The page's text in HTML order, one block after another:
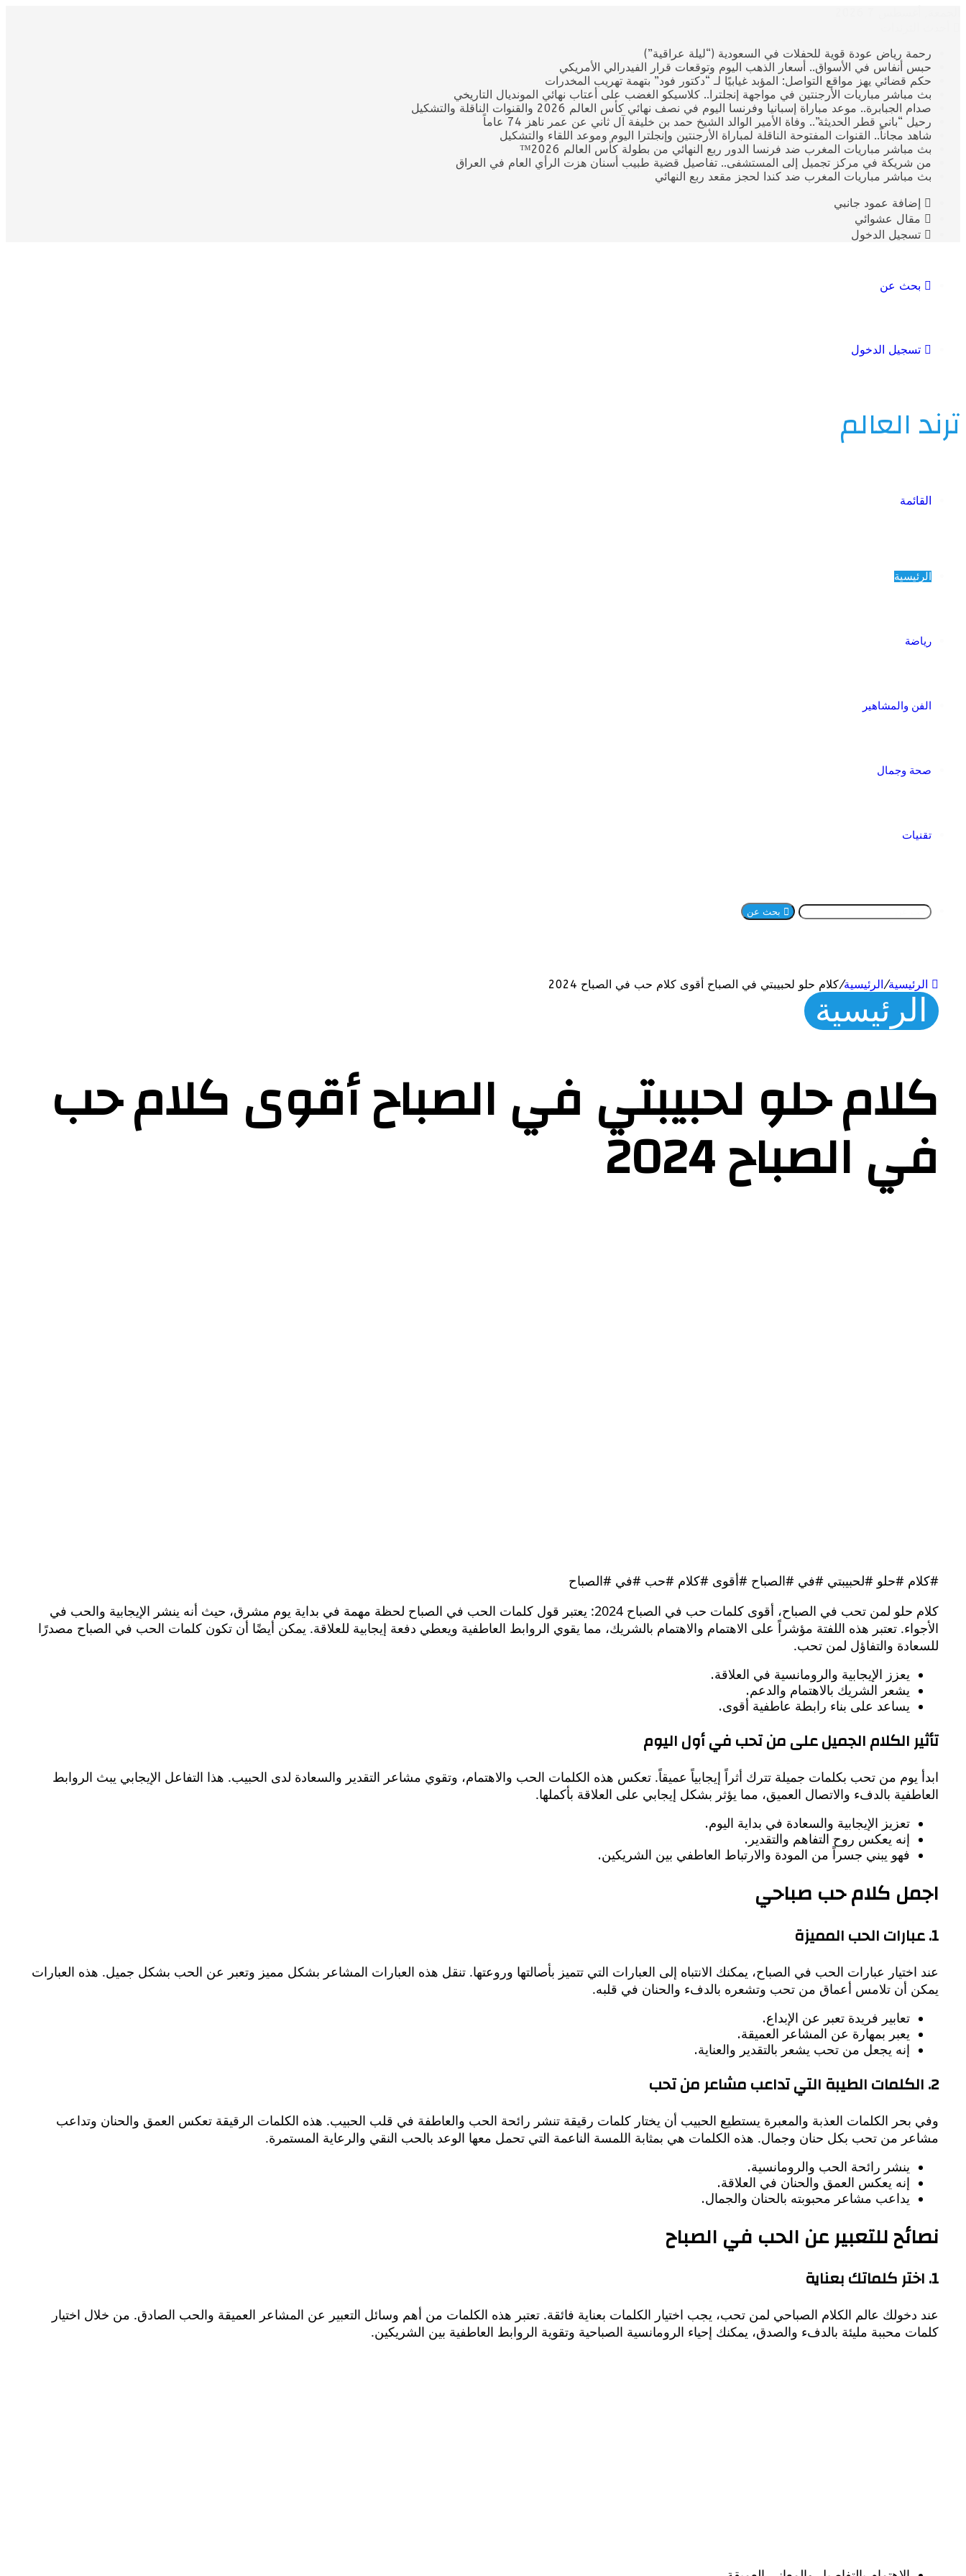
رحمة رياض عودة قوية للحفلات في السعودية (“ليلة عراقية”)
حبس أنفاس في الأسواق.. أسعار الذهب اليوم وتوقعات قرار الفيدرالي الأمريكي
حكم قضائي يهز مواقع التواصل: المؤبد غيابيًا لـ “دكتور فود” بتهمة تهريب المخدرات
بث مباشر مباريات الأرجنتين في مواجهة إنجلترا.. كلاسيكو الغضب على أعتاب نهائي المونديال التاريخي
صدام الجبابرة.. موعد مباراة إسبانيا وفرنسا اليوم في نصف نهائي كأس العالم 2026 والقنوات الناقلة والتشكيل
رحيل “باني قطر الحديثة”.. وفاة الأمير الوالد الشيخ حمد بن خليفة آل ثاني عن عمر ناهز 74 عاماً
​شاهد مجاناً.. القنوات المفتوحة الناقلة لمباراة الأرجنتين وإنجلترا اليوم وموعد اللقاء والتشكيل
بث مباشر مباريات المغرب ضد فرنسا الدور ربع النهائي من بطولة كأس العالم 2026™
من شريكة في مركز تجميل إلى المستشفى.. تفاصيل قضية طبيب أسنان هزت الرأي العام في العراق
بث مباشر مباريات المغرب ضد كندا لحجز مقعد ربع النهائي
إضافة عمود جانبي
مقال عشوائي
تسجيل الدخول
بحث عن
تسجيل الدخول
ترند العالم
القائمة
الرئيسية
رياضة
الفن والمشاهير
صحة وجمال
تقنيات
بحث عن
الرئيسية/الرئيسية/كلام حلو لحبيبتي في الصباح أقوى كلام حب في الصباح 2024
الرئيسية
كلام حلو لحبيبتي في الصباح أقوى كلام حب
في الصباح 2024
#كلام #حلو #لحبيبتي #في #الصباح #أقوى #كلام #حب #في #الصباح
كلام حلو لمن تحب في الصباح، أقوى كلمات حب في الصباح 2024: يعتبر قول كلمات الحب في الصباح لحظة مهمة في بداية يوم مشرق، حيث أنه ينشر الإيجابية والحب في
الأجواء. تعتبر هذه اللفتة مؤشراً على الاهتمام والاهتمام بالشريك، مما يقوي الروابط العاطفية ويعطي دفعة إيجابية للعلاقة. يمكن أيضًا أن تكون كلمات الحب في الصباح مصدرًا
للسعادة والتفاؤل لمن تحب.
يعزز الإيجابية والرومانسية في العلاقة.
يشعر الشريك بالاهتمام والدعم.
يساعد على بناء رابطة عاطفية أقوى.
تأثير الكلام الجميل على من تحب في أول اليوم
ابدأ يوم من تحب بكلمات جميلة تترك أثراً إيجابياً عميقاً. تعكس هذه الكلمات الحب والاهتمام، وتقوي مشاعر التقدير والسعادة لدى الحبيب. هذا التفاعل الإيجابي يبث الروابط
العاطفية بالدفء والاتصال العميق، مما يؤثر بشكل إيجابي على العلاقة بأكملها.
تعزيز الإيجابية والسعادة في بداية اليوم.
إنه يعكس روح التفاهم والتقدير.
فهو يبني جسراً من المودة والارتباط العاطفي بين الشريكين.
اجمل كلام حب صباحي
1. عبارات الحب المميزة
عند اختيار عبارات الحب في الصباح، يمكنك الانتباه إلى العبارات التي تتميز بأصالتها وروعتها. تنقل هذه العبارات المشاعر بشكل مميز وتعبر عن الحب بشكل جميل. هذه العبارات
يمكن أن تلامس أعماق من تحب وتشعره بالدفء والحنان في قلبه.
تعابير فريدة تعبر عن الإبداع.
يعبر بمهارة عن المشاعر العميقة.
إنه يجعل من تحب يشعر بالتقدير والعناية.
2. الكلمات الطيبة التي تداعب مشاعر من تحب
وفي بحر الكلمات العذبة والمعبرة يستطيع الحبيب أن يختار كلمات رقيقة تنشر رائحة الحب والعاطفة في قلب الحبيب. هذه الكلمات الرقيقة تعكس العمق والحنان وتداعب
مشاعر من تحب بكل حنان وجمال. هذه الكلمات هي بمثابة اللمسة الناعمة التي تحمل معها الوعد بالحب النقي والرعاية المستمرة.
ينشر رائحة الحب والرومانسية.
إنه يعكس العمق والحنان في العلاقة.
يداعب مشاعر محبوبته بالحنان والجمال.
نصائح للتعبير عن الحب في الصباح
1. اختر كلماتك بعناية
عند دخولك عالم الكلام الصباحي لمن تحب، يجب اختيار الكلمات بعناية فائقة. تعتبر هذه الكلمات من أهم وسائل التعبير عن المشاعر العميقة والحب الصادق. من خلال اختيار
كلمات محببة مليئة بالدفء والصدق، يمكنك إحياء الرومانسية الصباحية وتقوية الروابط العاطفية بين الشريكين.